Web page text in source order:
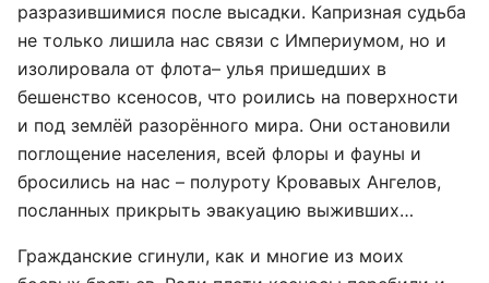
разразившимися после высадки. Капризная судьба
не только лишила нас связи с Империумом, но и
изолировала от флота– улья пришедших в
бешенство ксеносов, что роились на поверхности
и под землёй разорённого мира. Они остановили
поглощение населения, всей флоры и фауны и
бросились на нас – полуроту Кровавых Ангелов,
посланных прикрыть эвакуацию выживших…
Гражданские сгинули, как и многие из моих